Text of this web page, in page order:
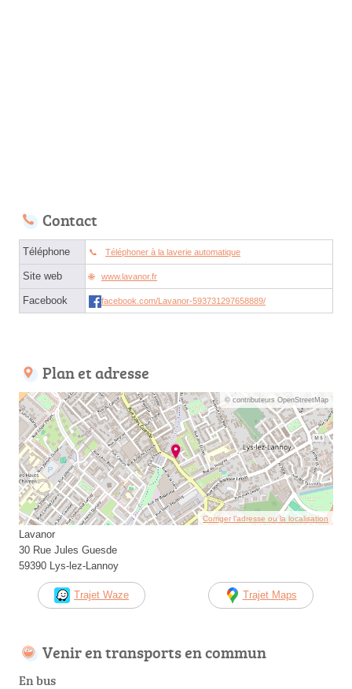
Contact
Téléphone Téléphoner à la laverie automatique
Site web www.lavanor.fr
Facebook facebook.com/Lavanor-593731297658889/
Plan et adresse
© contributeurs OpenStreetMap
Corriger l’adresse ou la localisation
Lavanor
30 Rue Jules Guesde
59390 Lys-lez-Lannoy
Trajet Waze Trajet Maps
Venir en transports en commun
En bus